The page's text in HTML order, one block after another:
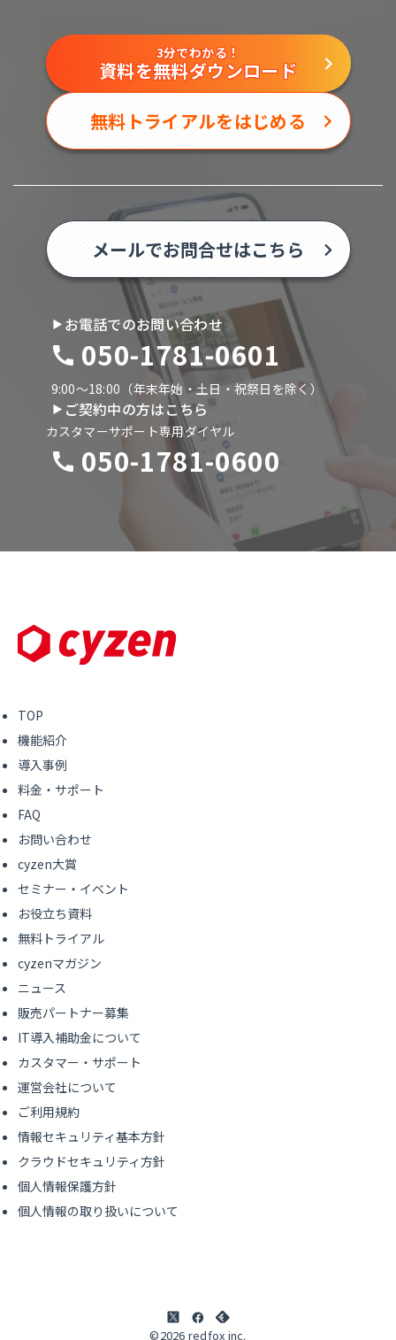
3分でわかる！
資料を無料ダウンロード
無料トライアルをはじめる
メールでお問合せはこちら
お電話でのお問い合わせ
050-1781-0601
9:00〜18:00（年末年始・土日・祝祭日を除く）
ご契約中の方はこちら
カスタマーサポート専用ダイヤル
050-1781-0600
TOP
機能紹介
導入事例
料金・サポート
FAQ
お問い合わせ
cyzen大賞
セミナー・イベント
お役立ち資料
無料トライアル
cyzenマガジン
ニュース
販売パートナー募集
IT導入補助金について
カスタマー・サポート
運営会社について
ご利用規約
情報セキュリティ基本方針
クラウドセキュリティ方針
個人情報保護方針
個人情報の取り扱いについて
©2026 redfox inc.